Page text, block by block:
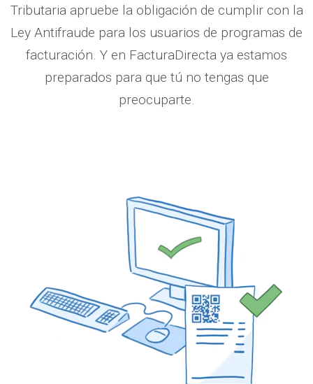
Tributaria apruebe la obligación de cumplir con la
Ley Antifraude para los usuarios de programas de
facturación. Y en FacturaDirecta ya estamos
preparados para que tú no tengas que
preocuparte.